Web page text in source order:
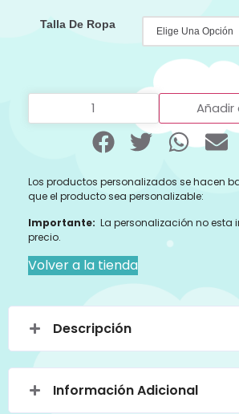
Talla De Ropa
Añadir
Los productos personalizados se hacen
que el producto sea personalizable:
Importante: La personalización no esta
precio.
Volver a la tienda
Descripción
Información Adicional